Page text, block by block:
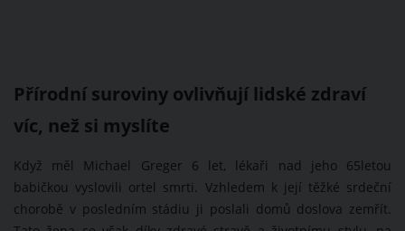
Přírodní suroviny ovlivňují lidské zdraví
víc, než si myslíte
Když měl Michael Greger 6 let, lékaři nad jeho 65letou
babičkou vyslovili ortel smrti. Vzhledem k její těžké srdeční
chorobě v posledním stádiu ji poslali domů doslova zemřít.